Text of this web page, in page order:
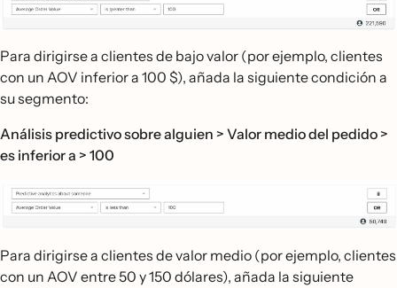
Para dirigirse a clientes de bajo valor (por ejemplo, clientes
con un AOV inferior a 100 $), añada la siguiente condición a
su segmento:
Análisis predictivo sobre alguien > Valor medio del pedido >
es inferior a > 100
Para dirigirse a clientes de valor medio (por ejemplo, clientes
con un AOV entre 50 y 150 dólares), añada la siguiente